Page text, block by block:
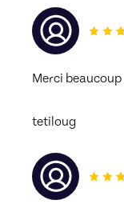
Merci
tetiloug